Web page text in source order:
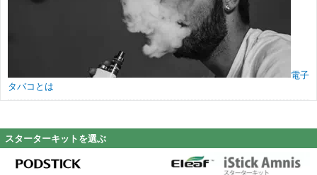
電子
タバコとは
スターターキットを選ぶ